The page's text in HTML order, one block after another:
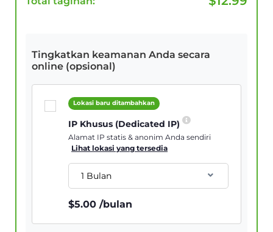
Tingkatkan keamanan Anda secara
online (opsional)
Lokasi baru ditambahkan
IP Khusus (Dedicated IP)
Alamat IP statis & anonim Anda sendiri
Lihat lokasi yang tersedia
1 Bulan
$5.00 /bulan